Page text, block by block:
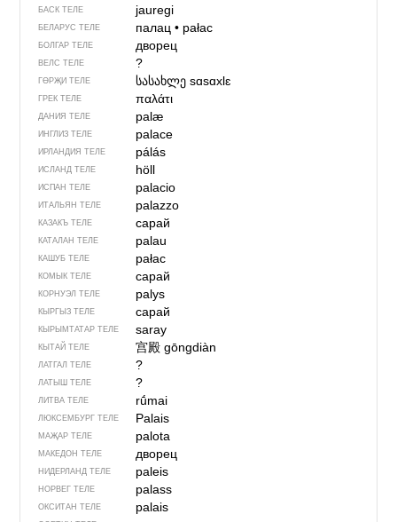
БАСК ТЕЛЕ jauregi
БЕЛАРУС ТЕЛЕ палац• pałac
БОЛГАР ТЕЛЕ дворец
ВЕЛС ТЕЛЕ ?
ГӨРҖИ ТЕЛЕ სასახლეsɑsɑxlɛ
ГРЕК ТЕЛЕ παλάτι
ДАНИЯ ТЕЛЕ palæ
ИНГЛИЗ ТЕЛЕ palace
ИРЛАНДИЯ ТЕЛЕ pálás
ИСЛАНД ТЕЛЕ höll
ИСПАН ТЕЛЕ palacio
ИТАЛЬЯН ТЕЛЕ palazzo
КАЗАКЪ ТЕЛЕ сарай
КАТАЛАН ТЕЛЕ palau
КАШУБ ТЕЛЕ pałac
КОМЫК ТЕЛЕ сарай
КОРНУЭЛ ТЕЛЕ palys
КЫРГЫЗ ТЕЛЕ сарай
КЫРЫМТАТАР ТЕЛЕ saray
КЫТАЙ ТЕЛЕ 宫殿gōngdiàn
ЛАТГАЛ ТЕЛЕ ?
ЛАТЫШ ТЕЛЕ ?
ЛИТВА ТЕЛЕ rū́mai
ЛЮКСЕМБУРГ ТЕЛЕ Palais
МАҖАР ТЕЛЕ palota
МАКЕДОН ТЕЛЕ дворец
НИДЕРЛАНД ТЕЛЕ paleis
НОРВЕГ ТЕЛЕ palass
ОКСИТАН ТЕЛЕ palais